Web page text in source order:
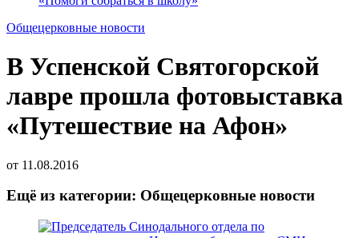
Общецерковные новости
В Успенской Святогорской
лавре прошла фотовыставка
«Путешествие на Афон»
от 11.08.2016
Ещё из категории: Общецерковные новости